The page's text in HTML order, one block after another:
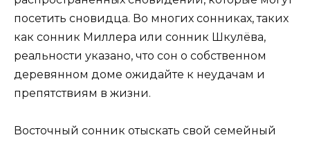
посетить сновидца. Во многих сонниках, таких
как сонник Миллера или сонник Шкулёва,
реальности указано, что сон о собственном
деревянном доме ожидайте к неудачам и
препятствиям в жизни.
Восточный сонник отыскать свой семейный